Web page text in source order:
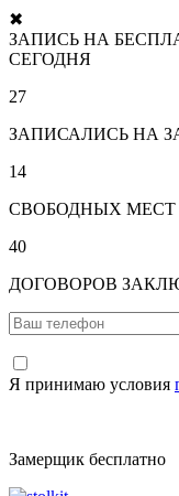
✖
ЗАПИСЬ НА
СЕГОДНЯ
27
ЗАПИСАЛИСЬ НА
14
СВОБОДНЫХ МЕСТ
40
ДОГОВОРОВ
Я принимаю условия
Замерщик бесплатно